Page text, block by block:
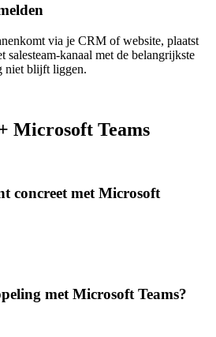
via je CRM of website, plaatst
salesteam-kanaal met de belangrijkste
niet blijft liggen.
Microsoft Teams
concreet met Microsoft
met Microsoft Teams?